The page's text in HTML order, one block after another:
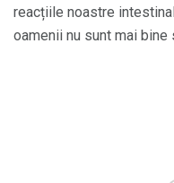
reacțiile noastre
oamenii nu sunt mai